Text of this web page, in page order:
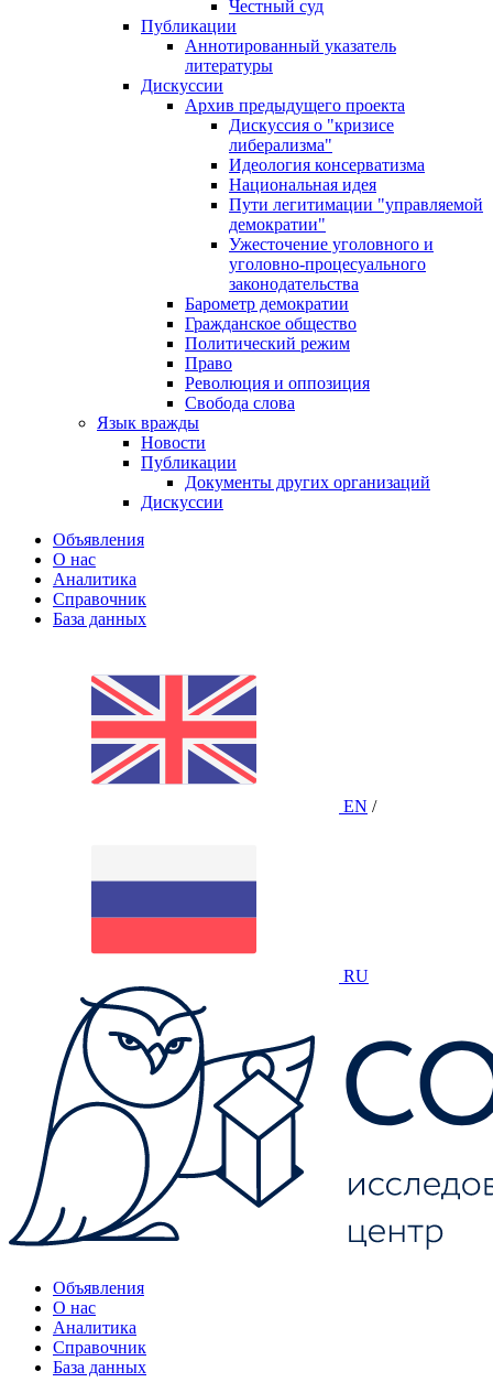
Честный суд
Публикации
Аннотированный указатель
литературы
Дискуссии
Архив предыдущего проекта
Дискуссия о "кризисе
либерализма"
Идеология консерватизма
Национальная идея
Пути легитимации "управляемой
демократии"
Ужесточение уголовного и
уголовно-процесуального
законодательства
Барометр демократии
Гражданское общество
Политический режим
Право
Революция и оппозиция
Свобода слова
Язык вражды
Новости
Публикации
Документы других организаций
Дискуссии
Объявления
О нас
Аналитика
Справочник
База данных
EN /
RU
Объявления
О нас
Аналитика
Справочник
База данных